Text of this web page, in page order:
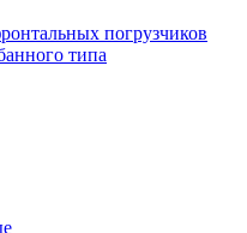
погрузчиков
типа